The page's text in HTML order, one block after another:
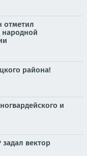
отметил
района!
и
вектор